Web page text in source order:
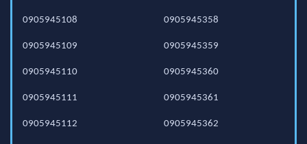
0905945108
0905945109
0905945110
0905945111
0905945112
0905945358
0905945359
0905945360
0905945361
0905945362